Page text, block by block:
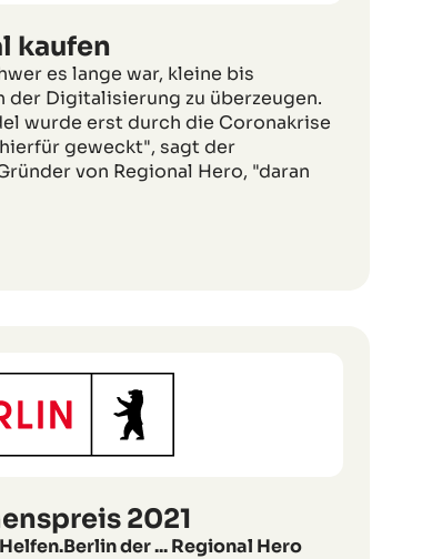
kaufen
es lange war, kleine bis
Digitalisierung zu überzeugen.
wurde erst durch die Coronakrise
geweckt", sagt der
von Regional Hero, "daran
2021
der ... Regional Hero